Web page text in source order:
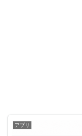
アプリ